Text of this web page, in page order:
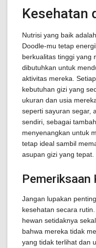
Kesehatan
Nutrisi yang baik
Doodle-mu tetap
berkualitas tinggi yang
dibutuhkan untuk
aktivitas mereka.
kebutuhan gizi yang
ukuran dan usia
seperti sayuran segar,
sendiri, sebagai
menyenangkan untuk
tetap ideal sambil
asupan gizi yang tepat.
Pemeriksaan
Jangan lupakan
kesehatan secara
hewan setidaknya
bahwa mereka tidak
yang tidak terlihat dan